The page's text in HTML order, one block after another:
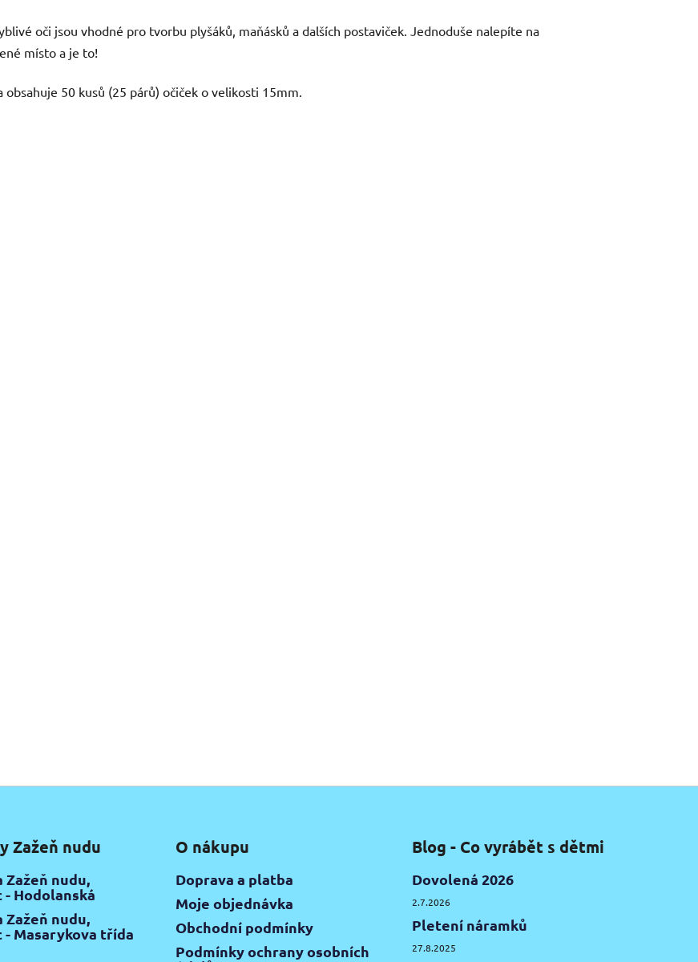
oči jsou vhodné pro tvorbu plyšáků, maňásků a dalších postaviček. Jednoduše nalepíte na
místo a je to!
obsahuje 50 kusů (25 párů) očiček o velikosti 15mm.
Zažeň nudu
Zažeň nudu,
- Hodolanská
Zažeň nudu,
- Masarykova třída
O nákupu
Doprava a platba
Moje objednávka
Obchodní podmínky
Podmínky ochrany osobních
Blog - Co vyrábět s dětmi
Dovolená 2026
2.7.2026
Pletení náramků
27.8.2025